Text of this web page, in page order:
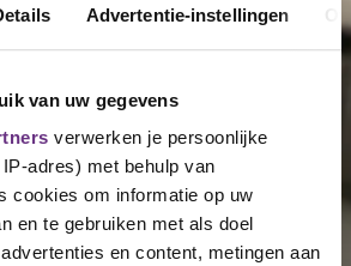
Advertentie-instellingen
van uw gegevens
verwerken je persoonlijke
adres) met behulp van
cookies om informatie op uw
en te gebruiken met als doel
en content, metingen aan